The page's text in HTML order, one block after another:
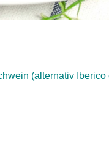
(alternativ Iberico